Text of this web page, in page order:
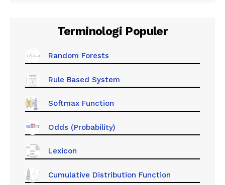
Terminologi Populer
Random Forests
Rule Based System
Softmax Function
Odds (Probability)
Lexicon
Cumulative Distribution Function